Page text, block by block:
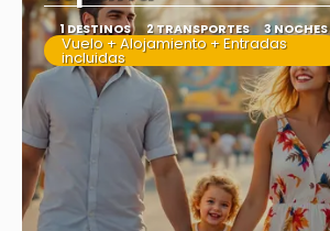
1 DESTINOS 2 TRANSPORTES 3 NOCHES
Vuelo + Alojamiento + Entradas
incluidas